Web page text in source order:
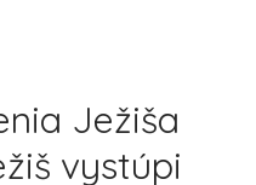
Ježiša
vystúpi